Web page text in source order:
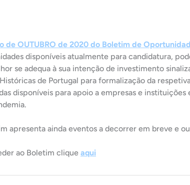
de OUTUBRO de 2020 do Boletim de
disponíveis atualmente para candidatura,
se adequa à sua intenção de investimento
de Portugal para formalização da
disponíveis para apoio a empresas e
apresenta ainda eventos a decorrer em breve e
ao Boletim clique aqui